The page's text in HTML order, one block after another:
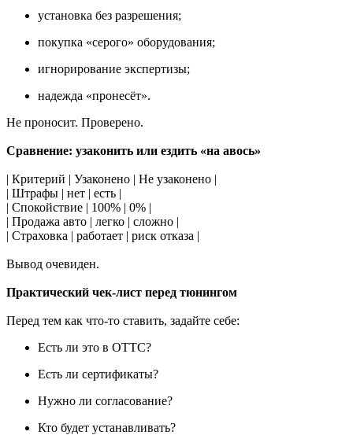
установка без разрешения;
покупка «серого» оборудования;
игнорирование экспертизы;
надежда «пронесёт».
Не проносит. Проверено.
Сравнение: узаконить или ездить «на авось»
| Критерий | Узаконено | Не узаконено |
| Штрафы | нет | есть |
| Спокойствие | 100% | 0% |
| Продажа авто | легко | сложно |
| Страховка | работает | риск отказа |
Вывод очевиден.
Практический чек-лист перед тюнингом
Перед тем как что-то ставить, задайте себе:
Есть ли это в ОТТС?
Есть ли сертификаты?
Нужно ли согласование?
Кто будет устанавливать?